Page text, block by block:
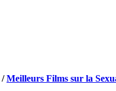
/Meilleurs Films sur la